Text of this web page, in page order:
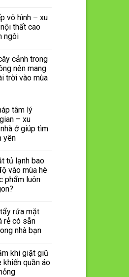
vô hình – xu
thất cao
ngôi
cảnh trong
nên mang
trời vào mùa
tâm lý
– xu
ở giúp tìm
yên
tủ lạnh bao
vào mùa hè
phẩm luôn
rửa mặt
rẻ có sẵn
nhà bạn
khi giặt giũ
khiến quần áo